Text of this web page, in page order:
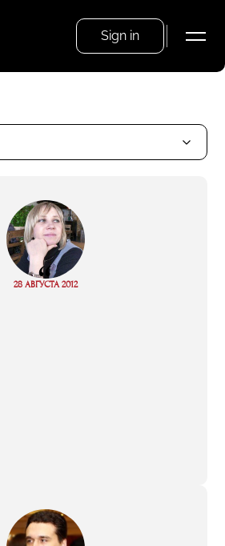
Sign in
“
28 АВГУСТА 2012
Read